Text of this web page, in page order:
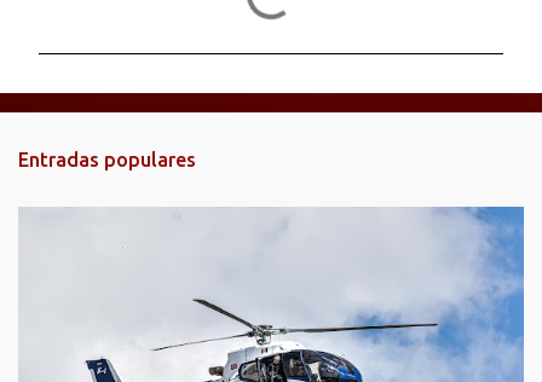
n
t
Entradas populares